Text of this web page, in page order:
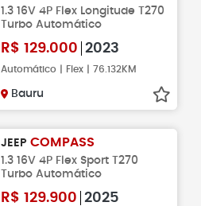
1.3 16V 4P Flex Longitude T270
Turbo Automático
R$ 129.000 2023
Automático | Flex | 76.132KM
Bauru
JEEP COMPASS
1.3 16V 4P Flex Sport T270
Turbo Automático
R$ 129.900 2025